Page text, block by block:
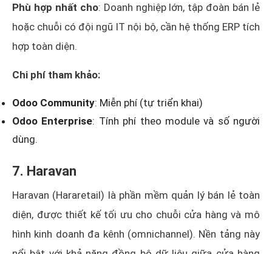
Phù hợp nhất cho: Doanh nghiệp lớn, tập đoàn bán lẻ
hoặc chuỗi có đội ngũ IT nội bộ, cần hệ thống ERP tích
hợp toàn diện.
Chi phí tham khảo:
Odoo Community: Miễn phí (tự triển khai)
Odoo Enterprise: Tính phí theo module và số người
dùng.
7. Haravan
Haravan (Hararetail) là phần mềm quản lý bán lẻ toàn
diện, được thiết kế tối ưu cho chuỗi cửa hàng và mô
hình kinh doanh đa kênh (omnichannel). Nền tảng này